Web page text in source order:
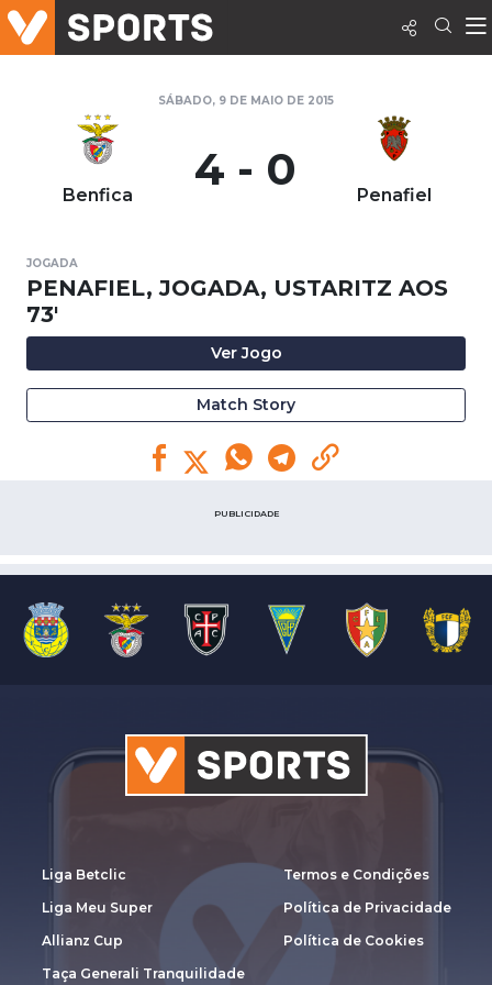
SÁBADO, 9 DE MAIO DE 2015
Benfica 4 - 0 Penafiel
JOGADA
PENAFIEL, JOGADA, USTARITZ AOS
73'
Ver Jogo
Match Story
PUBLICIDADE
Liga Betclic
Liga Meu Super
Allianz Cup
Taça Generali Tranquilidade
Termos e Condições
Política de Privacidade
Política de Cookies